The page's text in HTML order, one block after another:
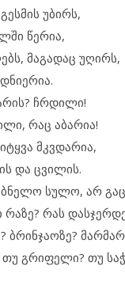
უბირს,
წერია,
მაგადაც უღირს,
ჩრდილი!
რაც აბარია!
მკვდარია,
და ცვილის.
ბნელო სულო, არ
რას
ბრინჯაოზე?
თუ გრიფელი? თუ